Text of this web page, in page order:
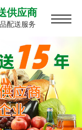
供应商
配送服务